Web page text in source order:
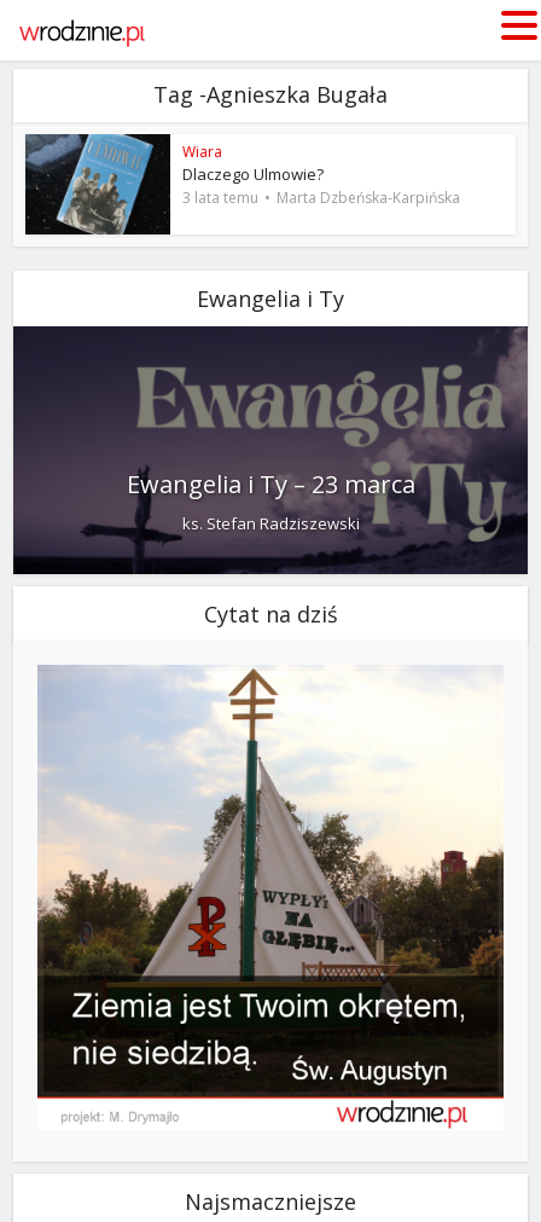
Tag -Agnieszka Bugała
Wiara
Dlaczego Ulmowie?
3 lata temu Marta Dzbeńska-Karpińska
Ewangelia i Ty
Ewangelia i Ty – 23 marca
ks. Stefan Radziszewski
Cytat na dziś
Najsmaczniejsze